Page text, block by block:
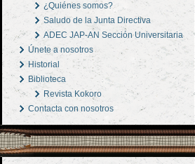
¿Quiénes somos?
Saludo de la Junta Directiva
ADEC JAP-AN Sección Universitaria
Únete a nosotros
Historial
Biblioteca
Revista Kokoro
Contacta con nosotros